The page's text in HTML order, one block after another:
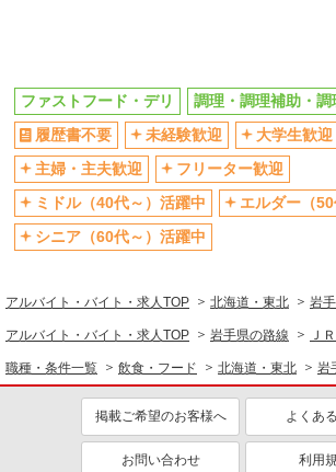
短時間勤務（1日4h以内）OK
深夜
車通勤OK
扶養内勤務
交通費支給
社会保険あり
まかない・食事補助
社員登用あり
ファストフード・デリ
調理・調理補助・調
履歴書不要
未経験歓迎
大学生歓迎
主婦・主夫歓迎
フリーター歓迎
ミドル（40代～）活躍中
エルダー（
シニア（60代～）活躍中
アルバイト・バイト・求人TOP 北海道・東北 岩
アルバイト・バイト・求人TOP 岩手県の路線 Ｊ
職種・条件一覧 飲食・フード 北海道・東北 岩
掲載ご希望のお客様へ よくあ
お問い合わせ 利用